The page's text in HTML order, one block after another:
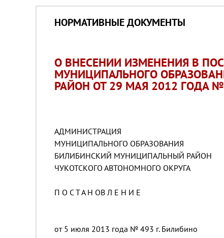
НОРМАТИВНЫЕ ДОКУМЕНТЫ
О ВНЕСЕНИИ ИЗМЕНЕНИЯ В
МУНИЦИПАЛЬНОГО
РАЙОН ОТ 29 МАЯ 2012 ГОДА
АДМИНИСТРАЦИЯ
МУНИЦИПАЛЬНОГО ОБРАЗОВАНИЯ
БИЛИБИНСКИЙ МУНИЦИПАЛЬНЫЙ РАЙОН
ЧУКОТСКОГО АВТОНОМНОГО ОКРУГА
П О С Т А Н ОВ Л Е Н И Е
от 5 июля 2013 года № 493 г. Билибино